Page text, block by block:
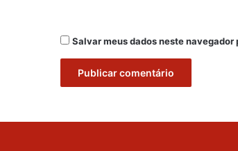
Salvar meus dados neste